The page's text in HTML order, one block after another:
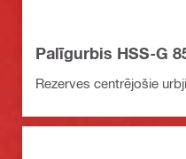
Palīgurbis HSS-G
Rezerves centrējošie